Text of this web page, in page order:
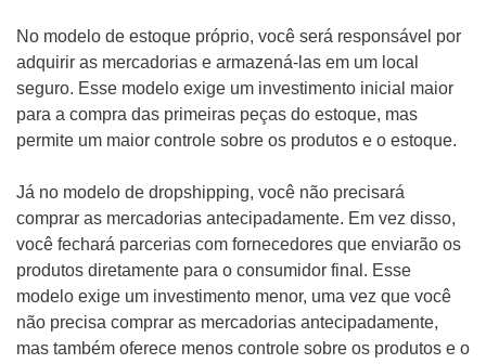
No modelo de estoque próprio, você será responsável por
adquirir as mercadorias e armazená-las em um local
seguro. Esse modelo exige um investimento inicial maior
para a compra das primeiras peças do estoque, mas
permite um maior controle sobre os produtos e o estoque.
Já no modelo de dropshipping, você não precisará
comprar as mercadorias antecipadamente. Em vez disso,
você fechará parcerias com fornecedores que enviarão os
produtos diretamente para o consumidor final. Esse
modelo exige um investimento menor, uma vez que você
não precisa comprar as mercadorias antecipadamente,
mas também oferece menos controle sobre os produtos e o